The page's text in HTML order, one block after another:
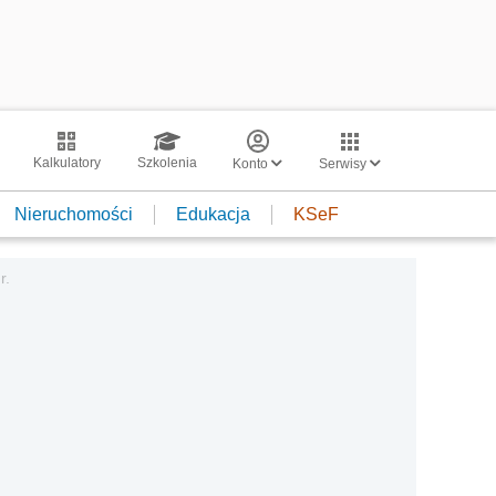
Kalkulatory Szkolenia Konto Serwisy
Nieruchomości Edukacja KSeF